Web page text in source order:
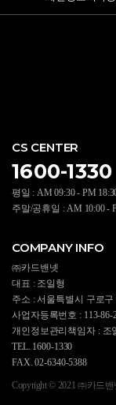
CS CENTER
1600-1330
평일 : AM 09:30 - PM
주말/공휴일 : AM 10:00 -
COMPANY INFO
㈜카드밴넷
대표 : 조일형
주소 : 서울특별시 구로
사업자등록번호 : 113-86-
개인정보관리책임자 : 조
TEL. 1600-1330
FAX. 02-6340-5388
Copyright © 2021 ㈜카드밴